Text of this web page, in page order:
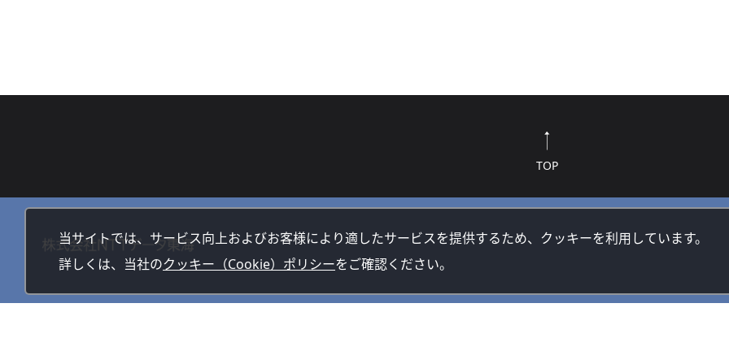
TOP
当サイトでは、サービス向上およびお客様により適したサービスを提供するため、クッキーを利用しています。
詳しくは、当社のクッキー（Cookie）ポリシーをご確認ください。